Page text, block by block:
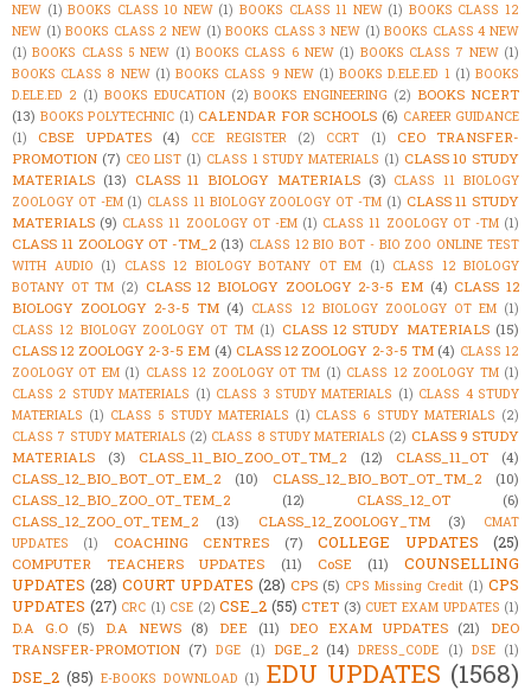
NEW (1) BOOKS CLASS 10 NEW (1) BOOKS CLASS 11 NEW (1) BOOKS CLASS 12
NEW (1) BOOKS CLASS 2 NEW (1) BOOKS CLASS 3 NEW (1) BOOKS CLASS 4 NEW
(1) BOOKS CLASS 5 NEW (1) BOOKS CLASS 6 NEW (1) BOOKS CLASS 7 NEW (1)
BOOKS CLASS 8 NEW (1) BOOKS CLASS 9 NEW (1) BOOKS D.ELE.ED 1 (1) BOOKS
D.ELE.ED 2 (1) BOOKS EDUCATION (2) BOOKS ENGINEERING (2) BOOKS NCERT
(13) BOOKS POLYTECHNIC (1) CALENDAR FOR SCHOOLS (6) CAREER GUIDANCE
(1)
CBSE UPDATES (4) CCE REGISTER (2) CCRT (1)
CEO TRANSFER-
PROMOTION (7) CEO LIST (1) CLASS 1 STUDY MATERIALS (1) CLASS 10 STUDY
MATERIALS (13) CLASS 11 BIOLOGY MATERIALS (3) CLASS 11 BIOLOGY
ZOOLOGY OT -EM (1) CLASS 11 BIOLOGY ZOOLOGY OT -TM (1) CLASS 11 STUDY
MATERIALS (9) CLASS 11 ZOOLOGY OT -EM (1) CLASS 11 ZOOLOGY OT -TM (1)
CLASS 11 ZOOLOGY OT -TM_2 (13) CLASS 12 BIO BOT - BIO ZOO ONLINE TEST
WITH AUDIO (1) CLASS 12 BIOLOGY BOTANY OT EM (1) CLASS 12 BIOLOGY
BOTANY OT TM (2) CLASS 12 BIOLOGY ZOOLOGY 2-3-5 EM (4) CLASS 12
BIOLOGY ZOOLOGY 2-3-5 TM (4) CLASS 12 BIOLOGY ZOOLOGY OT EM (1)
CLASS 12 BIOLOGY ZOOLOGY OT TM (1) CLASS 12 STUDY MATERIALS (15)
CLASS 12 ZOOLOGY 2-3-5 EM (4) CLASS 12 ZOOLOGY 2-3-5 TM (4) CLASS 12
ZOOLOGY OT EM (1) CLASS 12 ZOOLOGY OT TM (1) CLASS 12 ZOOLOGY TM (1)
CLASS 2 STUDY MATERIALS (1) CLASS 3 STUDY MATERIALS (1) CLASS 4 STUDY
MATERIALS (1) CLASS 5 STUDY MATERIALS (1) CLASS 6 STUDY MATERIALS (2)
CLASS 7 STUDY MATERIALS (2) CLASS 8 STUDY MATERIALS (2) CLASS 9 STUDY
MATERIALS
(3) CLASS_11_BIO_ZOO_OT_TM_2 (12) CLASS_11_OT
(4)
CLASS_12_BIO_BOT_OT_EM_2
(10) CLASS_12_BIO_BOT_OT_TM_2
(10)
CLASS_12_BIO_ZOO_OT_TEM_2
(12) CLASS_12_OT
(6)
CLASS_12_ZOO_OT_TEM_2
(13) CLASS_12_ZOOLOGY_TM (3)
CMAT
UPDATES
(1) COACHING CENTRES (7) COLLEGE UPDATES (25)
COMPUTER TEACHERS UPDATES (11) CoSE (11)
COUNSELLING
UPDATES (28) COURT UPDATES (28) CPS (5) CPS Missing Credit (1) CPS
UPDATES (27) CRC (1) CSE (2) CSE_2 (55) CTET (3) CUET EXAM UPDATES (1)
D.A G.O (5) D.A NEWS (8) DEE (11) DEO EXAM UPDATES (21)
DEO
TRANSFER-PROMOTION (7) DGE (1) DGE_2 (14) DRESS_CODE (1) DSE (1)
DSE_2 (85) E-BOOKS DOWNLOAD (1) EDU UPDATES (1568)